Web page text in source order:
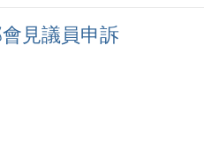
見議員申訴